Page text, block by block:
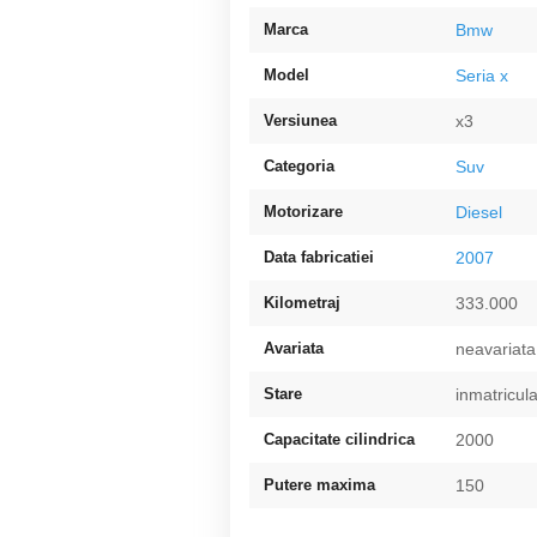
Marca Bmw
Model Seria x
Versiunea x3
Categoria Suv
Motorizare Diesel
Data fabricatiei 2007
Kilometraj 333.000
Avariata neavariata
Stare
Capacitate cilindrica 2000
Putere maxima 150